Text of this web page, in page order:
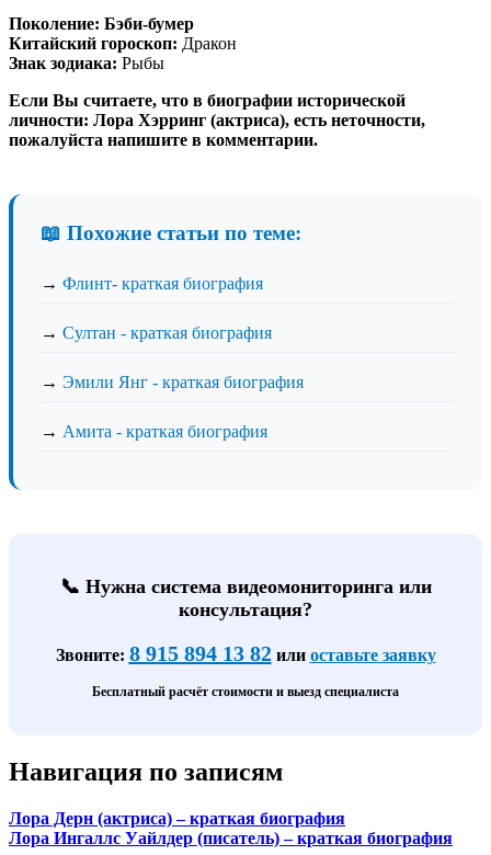
Поколение: Бэби-бумер
Китайский гороскоп: Дракон
Знак зодиака: Рыбы
Если Вы считаете, что в биографии исторической
личности: Лора Хэрринг (актриса), есть неточности,
пожалуйста напишите в комментарии.
📖 Похожие статьи по теме:
→ Флинт- краткая биография
→ Султан - краткая биография
→ Эмили Янг - краткая биография
→ Амита - краткая биография
📞 Нужна система видеомониторинга или
консультация?
Звоните: 8 915 894 13 82или оставьте заявку
Бесплатный расчёт стоимости и выезд специалиста
Навигация по записям
Лора Дерн (актриса) – краткая биография
Лора Ингаллс Уайлдер (писатель) – краткая биография